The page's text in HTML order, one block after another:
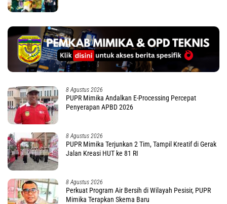
8 Agustus 2026
PUPR Mimika Andalkan E-Processing Percepat
Penyerapan APBD 2026
8 Agustus 2026
PUPR Mimika Terjunkan 2 Tim, Tampil Kreatif di Gerak
Jalan Kreasi HUT ke 81 RI
8 Agustus 2026
Perkuat Program Air Bersih di Wilayah Pesisir, PUPR
Mimika Terapkan Skema Baru